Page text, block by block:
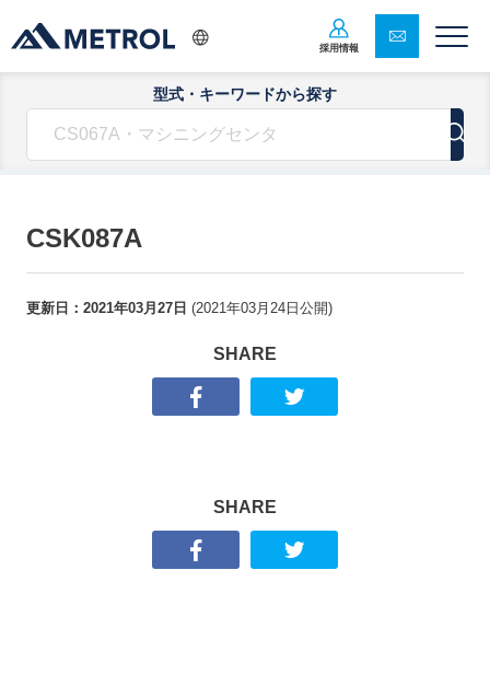
採用情報
型式・キーワードから探す
CSK087A
更新日： 2021年03月27日 (2021年03月24日 公開)
SHARE
SHARE